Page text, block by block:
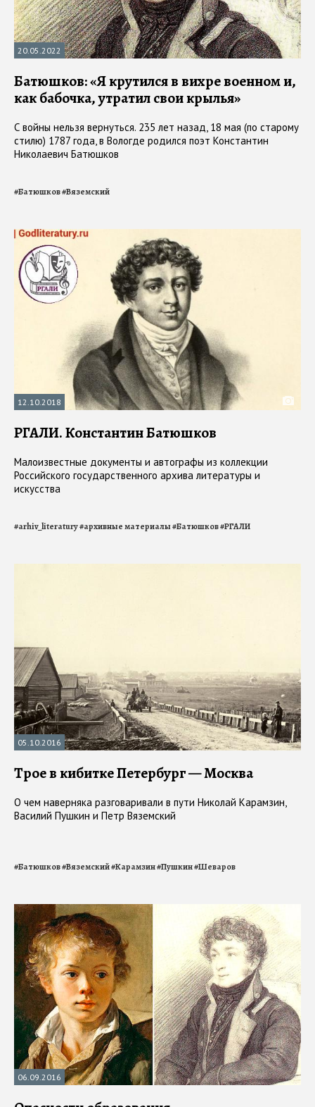
20.05.2022
Батюшков: «Я крутился в вихре военном и,
как бабочка, утратил свои крылья»
С войны нельзя вернуться. 235 лет назад, 18 мая (по старому
стилю) 1787 года, в Вологде родился поэт Константин
Николаевич Батюшков
#Батюшков#Вяземский
12.10.2018
РГАЛИ. Константин Батюшков
Малоизвестные документы и автографы из коллекции
Российского государственного архива литературы и
искусства
#arhiv_literatury#архивные материалы#Батюшков#РГАЛИ
05.10.2016
Трое в кибитке Петербург — Москва
О чем наверняка разговаривали в пути Николай Карамзин,
Василий Пушкин и Петр Вяземский
#Батюшков#Вяземский#Карамзин#Пушкин#Шеваров
06.09.2016